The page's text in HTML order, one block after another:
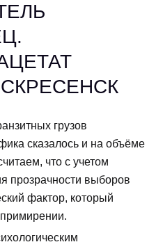
грузов
сказалось и на объёме
что с учетом
прозрачности выборов
фактор, который